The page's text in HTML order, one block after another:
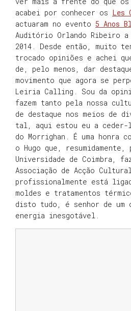
acabei por conhecer os Les
actuaram no evento 5 Anos
Auditório Orlando Ribeiro a
2014. Desde então, muito
trocado opiniões e achei
de, pelo menos, dar
movimento que agora se
Leiria Calling. Sou da
fazem tanto pela nossa
de destaque nos meios de
tal, aqui estou eu a ceder-
do Morrighan. É uma honra
o Hugo que,
Universidade de Coimbra,
Associação de Acção
profissionalmente está
moldes e tratamentos
disto tudo, é senhor de um
energia inesgotável.